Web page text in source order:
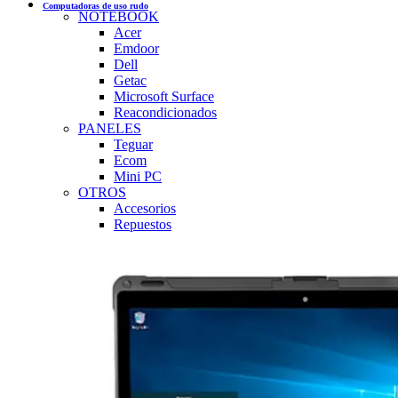
Computadoras de uso rudo
NOTEBOOK
Acer
Emdoor
Dell
Getac
Microsoft Surface
Reacondicionados
PANELES
Teguar
Ecom
Mini PC
OTROS
Accesorios
Repuestos